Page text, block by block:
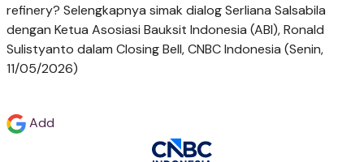
refinery? Selengkapnya simak dialog Serliana Salsabila
dengan Ketua Asosiasi Bauksit Indonesia (ABI), Ronald
Sulistyanto dalam Closing Bell, CNBC Indonesia (Senin,
11/05/2026)
Add